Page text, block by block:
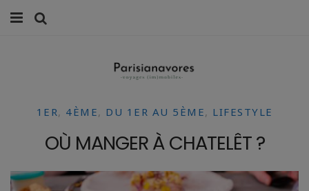
FAMILLE
VOYAGES
WEEK-ENDS
BALADES À PARIS
1ER, 4ÈME, DU 1ER AU 5ÈME, LIFESTYLE
OÙ MANGER À CHATELÊT ?